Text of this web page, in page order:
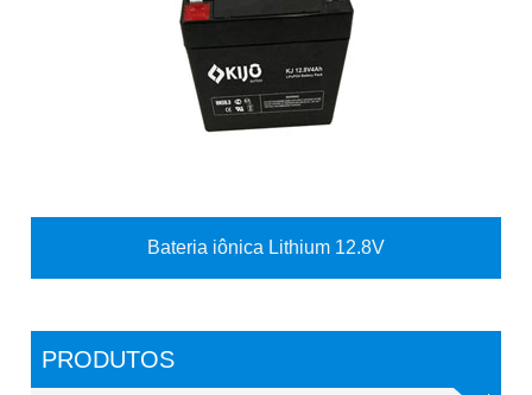
Bateria iônica Lithium 12.8V
PRODUTOS